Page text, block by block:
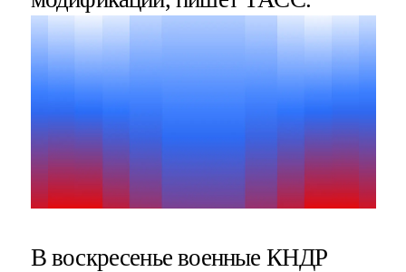
В воскресенье военные КНДР